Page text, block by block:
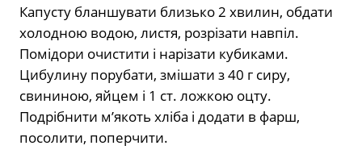
Капусту бланшувати близько 2 хвилин, обдати
холодною водою, листя, розрізати навпіл.
Помідори очистити і нарізати кубиками.
Цибулину порубати, змішати з 40 г сиру,
свининою, яйцем і 1 ст. ложкою оцту.
Подрібнити м’якоть хліба і додати в фарш,
посолити, поперчити.